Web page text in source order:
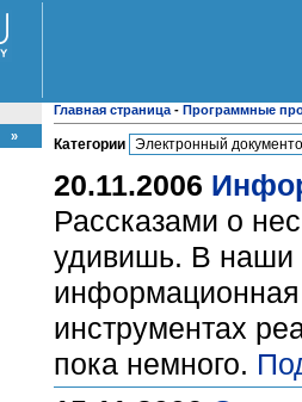
Главная страница - Программные
Категории
20.11.2006
Рассказами о
удивишь. В наши
информационная
инструментах
пока немного.